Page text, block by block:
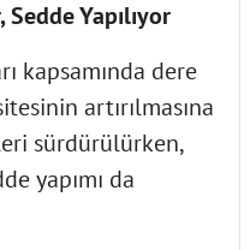
Yapılıyor
kapsamında dere
artırılmasına
sürdürülürken,
yapımı da